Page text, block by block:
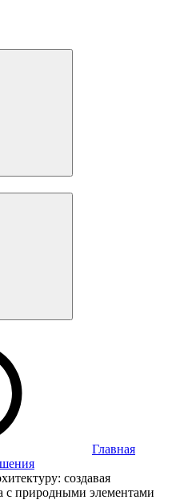
Главная
создавая
с природными элементами